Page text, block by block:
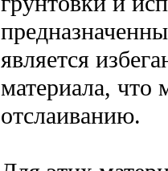
является
материала,
отслаиванию.